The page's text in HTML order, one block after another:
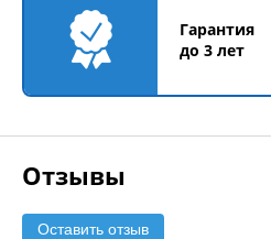
Гарантия
до 3 лет
Отзывы
Оставить отзыв